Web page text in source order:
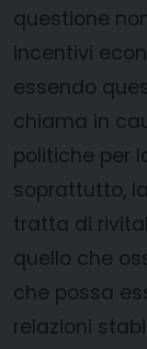
questione
incentivi
essendo
chiama in
politiche per
soprattutto,
tratta di
quello che
che possa
relazioni